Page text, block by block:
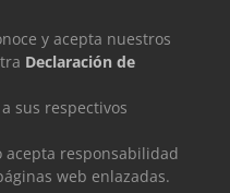
y acepta nuestros
Declaración de
sus respectivos
acepta responsabilidad
web enlazadas.